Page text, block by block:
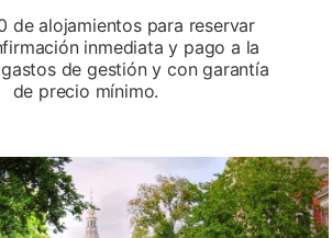
de alojamientos para reservar
inmediata y pago a la
de gestión y con garantía
de precio mínimo.